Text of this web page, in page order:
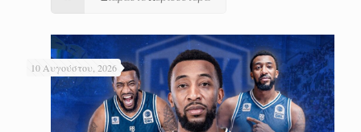
10 Αυγούστου, 2026